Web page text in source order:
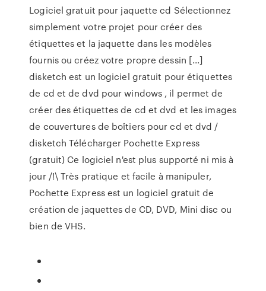
Logiciel gratuit pour jaquette cd Sélectionnez
simplement votre projet pour créer des
étiquettes et la jaquette dans les modèles
fournis ou créez votre propre dessin [...]
disketch est un logiciel gratuit pour étiquettes
de cd et de dvd pour windows , il permet de
créer des étiquettes de cd et dvd et les images
de couvertures de boîtiers pour cd et dvd /
disketch Télécharger Pochette Express
(gratuit) Ce logiciel n'est plus supporté ni mis à
jour /!\ Très pratique et facile à manipuler,
Pochette Express est un logiciel gratuit de
création de jaquettes de CD, DVD, Mini disc ou
bien de VHS.